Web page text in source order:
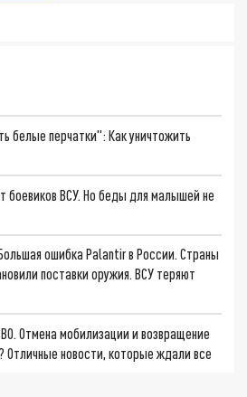
белые перчатки": Как уничтожить
боевиков ВСУ. Но беды для малышей не
ошибка Palantir в России. Страны
поставки оружия. ВСУ теряют
Отмена мобилизации и возвращение
Отличные новости, которые ждали все